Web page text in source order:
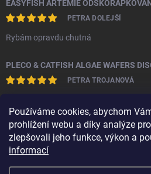
Používáme cookies, abychom
prohlížení webu a díky analýze
zlepšovali jeho funkce, výkon a
informací
EASYFISH ARTEMIE
PETRA DOLEJŠÍ
Rybám opravdu chutná
PLECO & CATFISH ALGAE WAFERS
PETRA TROJANOVÁ
vodu.
Obchodní podmínky Ochrana